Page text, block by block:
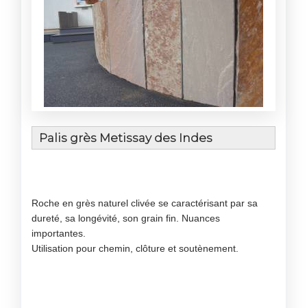
Palis grès Metissay des Indes
Roche en grès naturel clivée se caractérisant par sa
dureté, sa longévité, son grain fin. Nuances
importantes.
Utilisation pour chemin, clôture et soutènement.